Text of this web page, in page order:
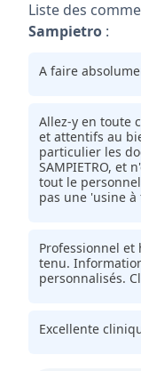
Liste des
Sampietro :
A faire
Allez-y en toute
et attentifs au
particulier les
SAMPIETRO, et
tout le
pas une 'usine à
Professionnel et
tenu.
personnalisés.
Excellente